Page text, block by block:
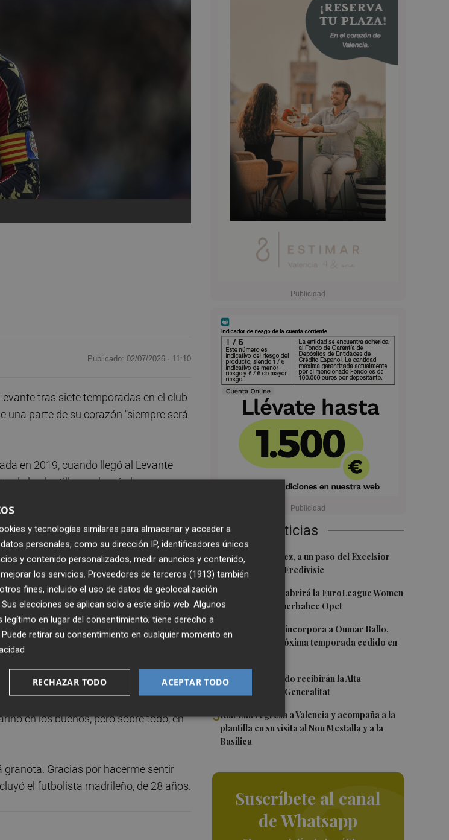
Últimas Noticias
1Mario Domínguez, a un paso del Excelsior
Róterdam de la Eredivisie
2
Valencia Basket abrirá la EuroLeague Women
en casa ante Fenerbahce Opet
3 Valencia Basket incorpora a Oumar Ballo,
que jugará la próxima temporada cedido en
4Ferran y Grimaldo recibirán la Alta
Distinción de la Generalitat
5Kiat Lim regresa a Valencia y acompaña a la
plantilla en su visita al Nou Mestalla y a la
Basílica
Suscríbete al canal
de Whatsapp
Publicado: 02/07/2026 · 11:10
tras siete temporadas en el club
una parte de su corazón "siempre será
en 2019, cuando llegó al Levante
de la plantilla que logró el ascenso a
levantinista.
ha sido mi casa", escribió el
"cumplir todos los sueños" que tenía
contrato el 30 de junio, destacó
consciente "del privilegio y
y portar el brazalete de capitán.
entrenadores y empleados del club
levantinista.
en los buenos, pero sobre todo, en
granota. Gracias por hacerme sentir
el futbolista madrileño, de 28 años.
y tecnologías similares para almacenar y acceder a
personales, como su dirección IP, identificadores únicos
y contenido personalizados, medir anuncios y contenido,
los servicios. Proveedores de terceros (1913) también
fines, incluido el uso de datos de geolocalización
elecciones se aplican solo a este sitio web. Algunos
en lugar del consentimiento; tiene derecho a
Puede retirar su consentimiento en cualquier momento en
ACEPTAR TODO
RECHAZAR TODO